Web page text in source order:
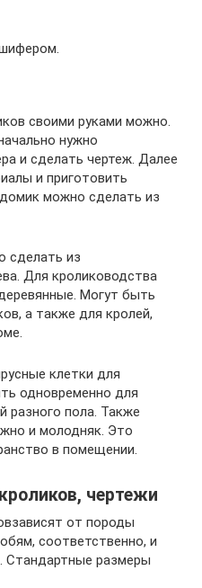
своими руками можно.
нужно
и сделать чертеж. Далее
и приготовить
можно сделать из
сделать из
Для кролиководства
Могут быть
а также для кролей,
клетки для
одновременно для
разного пола. Также
и молодняк. Это
в помещении.
чертежи
от породы
соответственно, и
Стандартные размеры